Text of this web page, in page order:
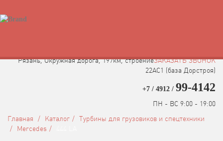
ЗАКАЗАТЬ ЗВОНОК
Рязань, Окружная дорога, 197км, строение
22АC1 (база Дорстроя)
+7 / 4912 / 99-4142
ПН - ВС 9:00 - 19:00
Главная
Каталог
Турбины для грузовиков и спецтехники
Mercedes